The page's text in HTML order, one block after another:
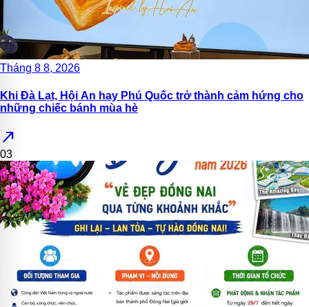
Tháng 8 8, 2026
Khi Đà Lạt, Hội An hay Phú Quốc trở thành cảm hứng cho
những chiếc bánh mùa hè
north_east
03